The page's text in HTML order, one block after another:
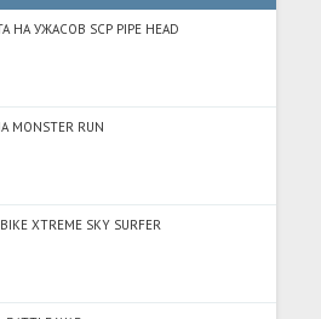
НА УЖАСОВ SCP PIPE HEAD
MONSTER RUN
XTREME SKY SURFER